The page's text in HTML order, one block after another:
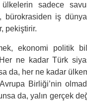
sadece
bürokrasiden iş
pekiştirir.
ekonomi politik
ne kadar Türk
da, her ne kadar
Birliği’nin
da, yalın gerçek